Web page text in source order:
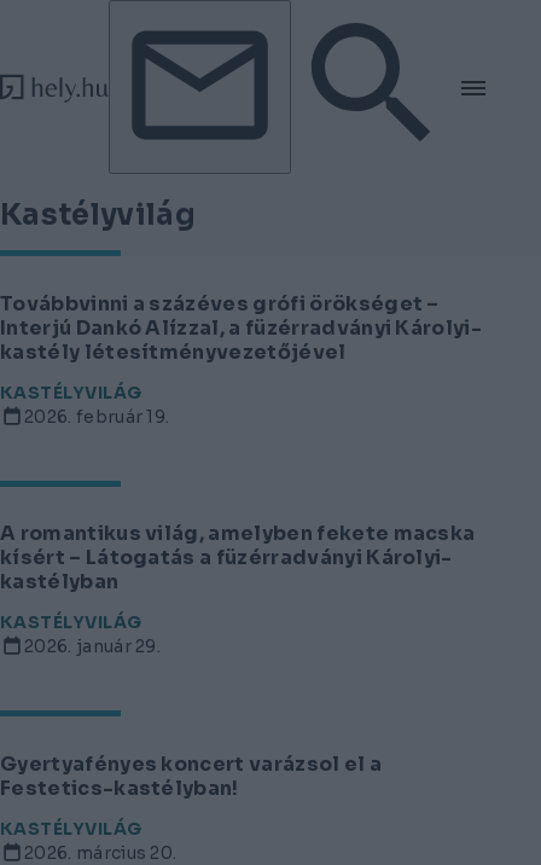
Tovább a tartalomhoz
Tovább a lábléchez
Kastélyvilág
Továbbvinni a százéves grófi örökséget –
Interjú Dankó Alízzal, a füzérradványi Károlyi-
kastély létesítményvezetőjével
KASTÉLYVILÁG
2026. február 19.
A romantikus világ, amelyben fekete macska
kísért – Látogatás a füzérradványi Károlyi-
kastélyban
KASTÉLYVILÁG
2026. január 29.
Gyertyafényes koncert varázsol el a
Festetics-kastélyban!
KASTÉLYVILÁG
2026. március 20.